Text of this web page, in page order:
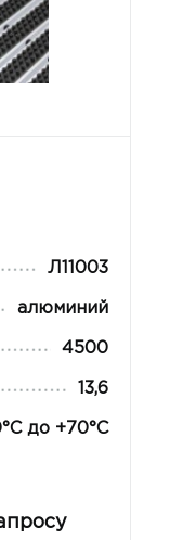
Л11003
алюминий
4500
13,6
до +70°С